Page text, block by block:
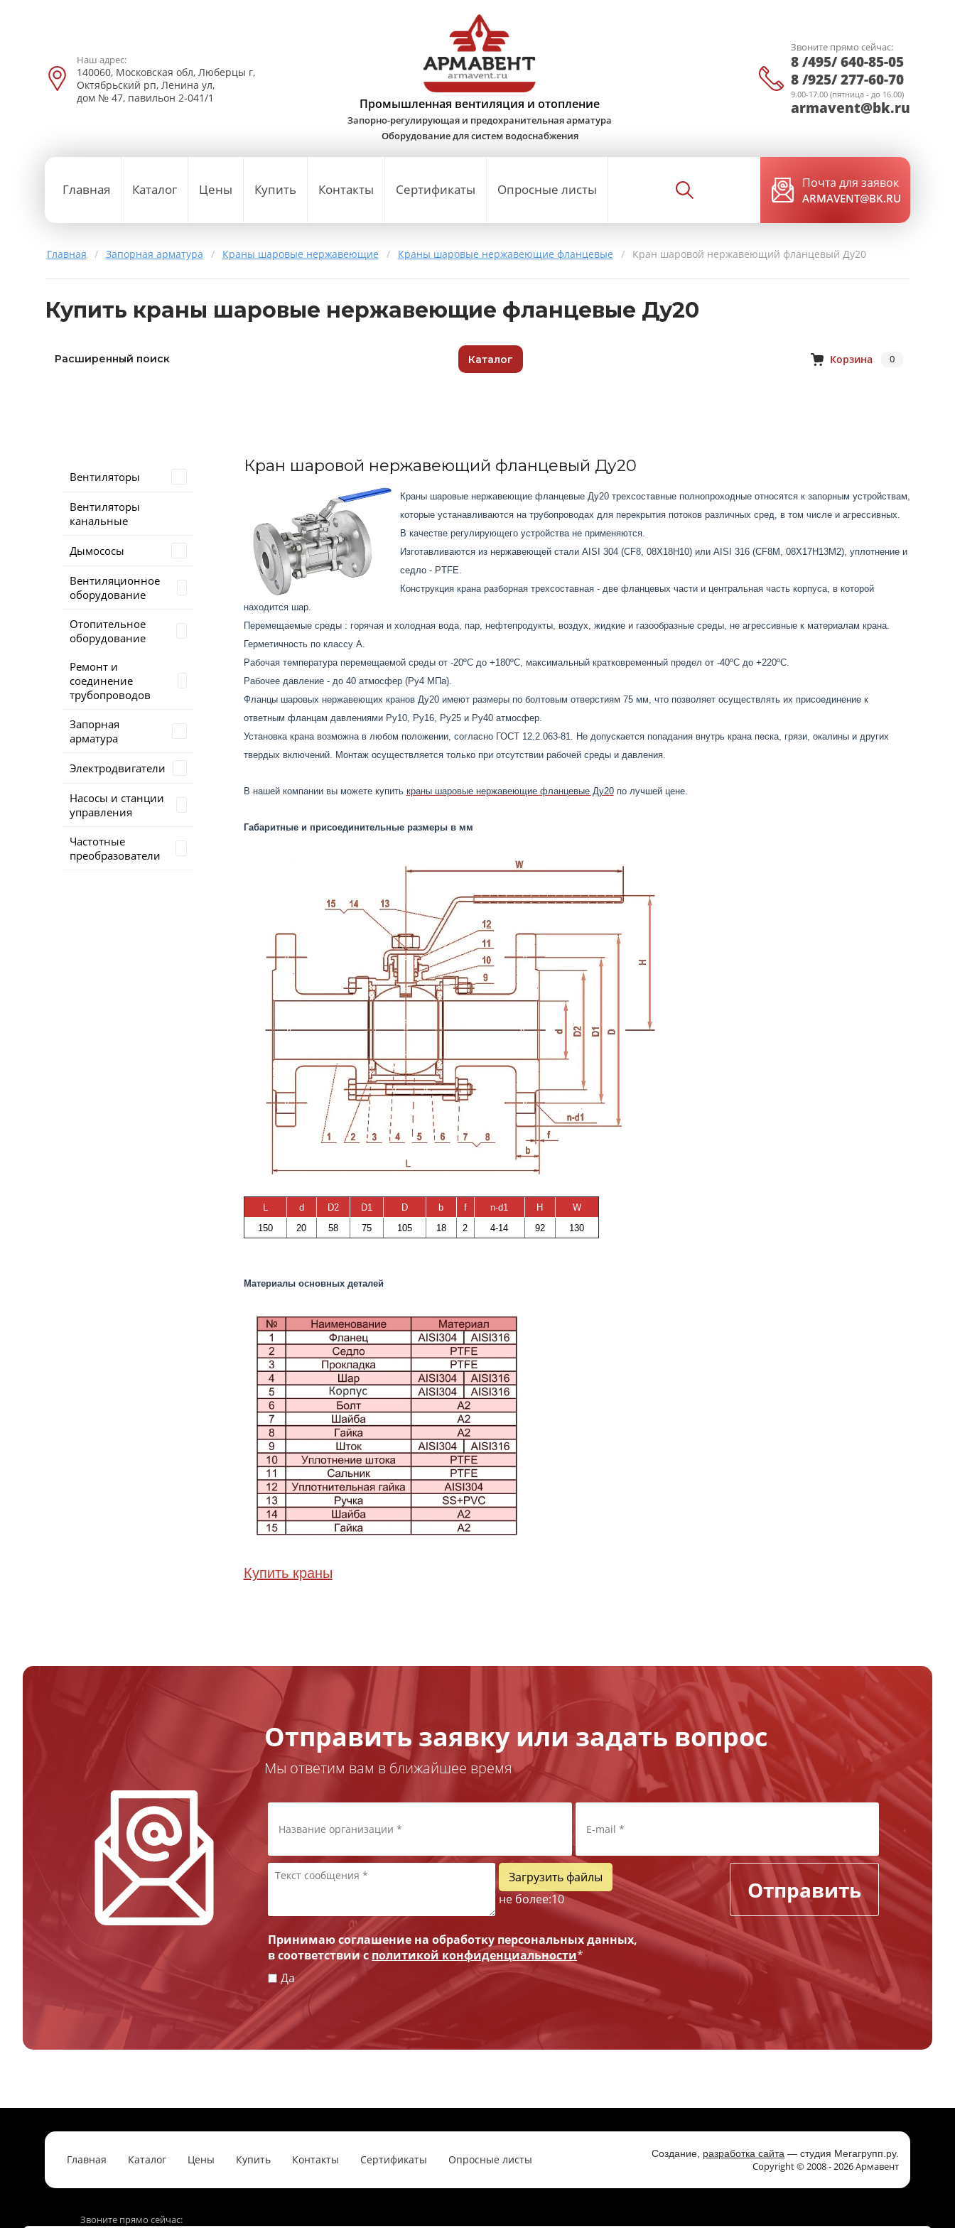
Наш адрес:
140060, Московская обл, Люберцы г,
Октябрьский рп, Ленина ул,
дом № 47, павильон 2-041/1
Промышленная вентиляция и отопление
Запорно-регулирующая и предохранительная арматура
Оборудование для систем водоснабжения
Звоните прямо сейчас:
8 /495/ 640-85-05
8 /925/ 277-60-70
9.00-17.00 (пятница - до 16.00)
armavent@bk.ru
Главная Каталог Цены Купить Контакты Сертификаты Опросные листы Почта для заявок
ARMAVENT@BK.RU
Главная / Запорная арматура / Краны шаровые нержавеющие / Краны шаровые нержавеющие фланцевые / Кран шаровой нержавеющий фланцевый Ду20
Купить краны шаровые нержавеющие фланцевые Ду20
Расширенный поиск Каталог Корзина 0
Вентиляторы
Вентиляторы
канальные
Дымососы
Вентиляционное
оборудование
Отопительное
оборудование
Ремонт и
соединение
трубопроводов
Запорная
арматура
Электродвигатели
Насосы и станции
управления
Частотные
преобразователи
Кран шаровой нержавеющий фланцевый Ду20
Краны шаровые нержавеющие фланцевые Ду20 трехсоставные полнопроходные относятся к запорным устройствам,
которые устанавливаются на трубопроводах для перекрытия потоков различных сред, в том числе и агрессивных.
В качестве регулирующего устройства не применяются.
Изготавливаются из нержавеющей стали AISI 304 (CF8, 08Х18Н10) или AISI 316 (CF8М, 08Х17Н13М2), уплотнение и
седло - PTFE.
Конструкция крана разборная трехсоставная - две фланцевых части и центральная часть корпуса, в которой
находится шар.
Перемещаемые среды : горячая и холодная вода, пар, нефтепродукты, воздух, жидкие и газообразные среды, не агрессивные к материалам крана.
Герметичность по классу А.
Рабочая температура перемещаемой среды от -20ºС до +180ºС, максимальный кратковременный предел от -40ºС до +220ºС.
Рабочее давление - до 40 атмосфер (Ру4 МПа).
Фланцы шаровых нержавеющих кранов Ду20 имеют размеры по болтовым отверстиям 75 мм, что позволяет осуществлять их присоединение к
ответным фланцам давлениями Ру10, Ру16, Ру25 и Ру40 атмосфер.
Установка крана возможна в любом положении, согласно ГОСТ 12.2.063-81. Не допускается попадания внутрь крана песка, грязи, окалины и других
твердых включений. Монтаж осуществляется только при отсутствии рабочей среды и давления.
В нашей компании вы можете купить краны шаровые нержавеющие фланцевые Ду20по лучшей цене.
Габаритные и присоединительные размеры в мм
L d D2 D1 D b f n-d1 H
W
150
20 58 75 105 18 2 4-14 92 130
Материалы основных деталей
Купить краны
Отправить заявку или задать вопрос
Мы ответим вам в ближайшее время
Загрузить файлы
не более:10 Отправить
Принимаю соглашение на обработку персональных данных,
в соответствии с политикой конфиденциальности*
Да
Главная Каталог Цены Купить Контакты Сертификаты Опросные листы Создание, разработка сайта — студия Мегагрупп.ру.
Copyright © 2008 - 2026 Армавент
Звоните прямо сейчас: